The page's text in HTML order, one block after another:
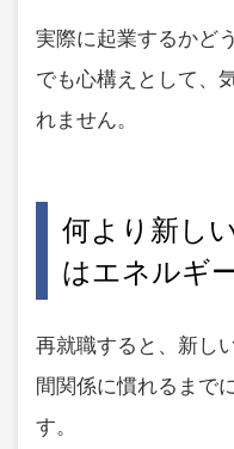
実際に起業するかど
でも心構えとして、
れません。
何より新し
はエネルギ
再就職すると、新し
間関係に慣れるまで
す。